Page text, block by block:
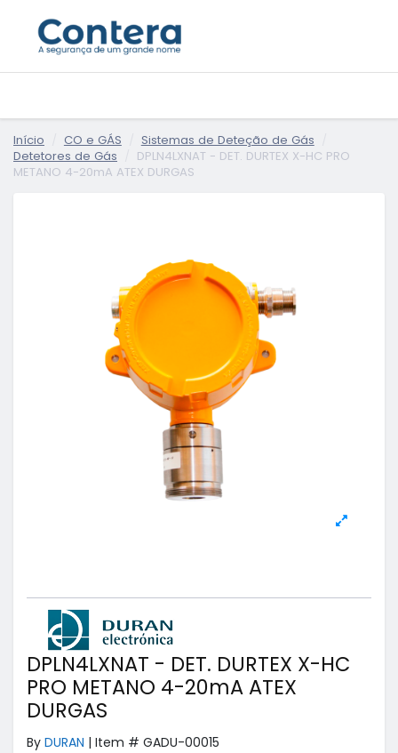
Início CO e GÁS
Sistemas de Deteção de Gás
Detetores de Gás
DPLN4LXNAT - DET. DURTEX X-HC PRO
METANO 4-20mA ATEX DURGAS
DPLN4LXNAT - DET. DURTEX X-HC
PRO METANO 4-20mA ATEX
DURGAS
By DURAN | Item # GADU-00015